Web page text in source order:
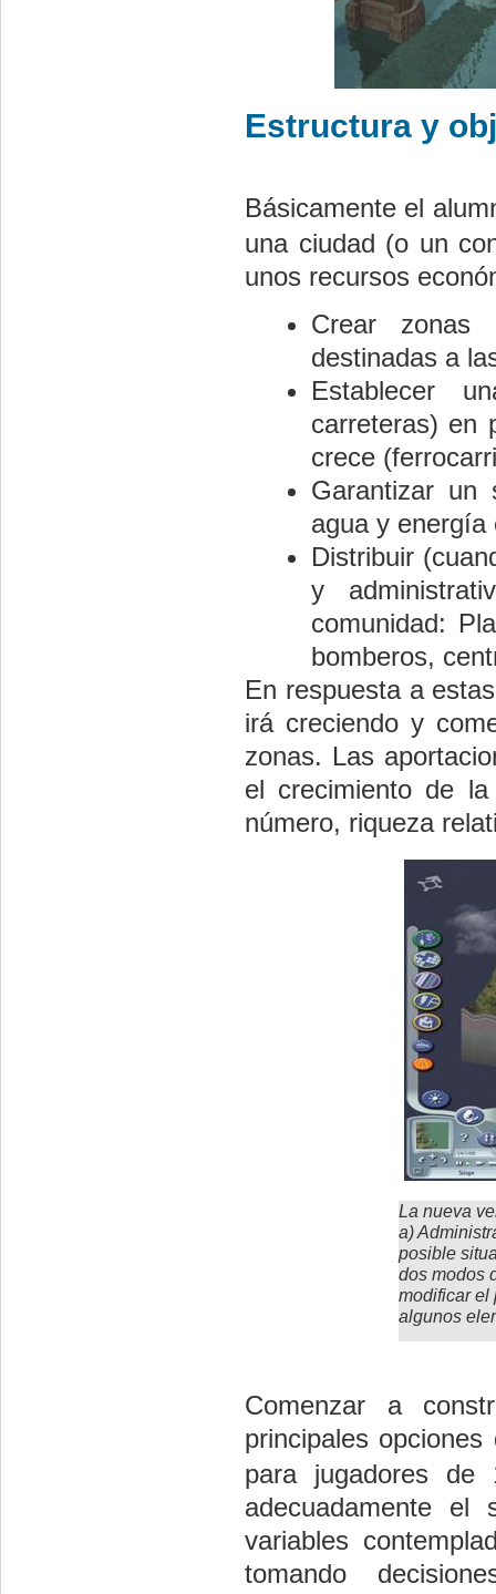
Estructura y
Básicamente el
una ciudad (o un
unos recursos
Crear zonas
destinadas a
Establecer
carreteras) en
crece
Garantizar un
agua y energía
Distribuir
y
comunidad:
bomberos,
En respuesta a
irá creciendo y
zonas. Las
el crecimiento de
número, riqueza
La nueva
a)
posible
dos modos
modificar el
algunos
Comenzar a
principales
para jugadores
adecuadamente el
variables
tomando